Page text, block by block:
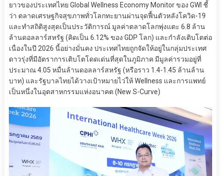
ยาวของประเทศไทย Global Wellness Economy Monitor ของ GWI ชี้
ว่า ตลาดเศรษฐกิจสุขภาพทั่วโลกทะยานผ่านจุดฟื้นตัวหลังโควิด-19
และทำสถิติสูงสุดเป็นประวัติการณ์ มูลค่าตลาดโลกพุ่งแตะ 6.8 ล้าน
ล้านดอลลาร์สหรัฐ (คิดเป็น 6.12% ของ GDP โลก) และกำลังเติบโตต่อ
เนื่องในปี 2026 นี้อย่างมั่นคง ประเทศไทยถูกจัดให้อยู่ในกลุ่มประเทศ
ดาวรุ่งที่มีอัตราการเติบโตโดดเด่นที่สุดในภูมิภาค มีมูลค่ารวมอยู่ที่
ประมาณ 4.05 หมื่นล้านดอลลาร์สหรัฐ (หรือราว 1.4-1.45 ล้านล้าน
บาท) และรัฐบาลไทยได้วางเป้าหมายไว่ให้ Wellness และการแพทย์
เป็นหนึ่งในอุตสาหกรรมแห่งอนาคต (New S-Curve)